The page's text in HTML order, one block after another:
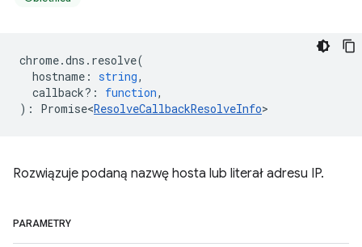
chrome.dns . resolve(
hostname : string,
callback? : function,
) : Promise<ResolveCallbackResolveInfo>
Rozwiązuje podaną nazwę hosta lub literał adresu IP.
PARAMETRY